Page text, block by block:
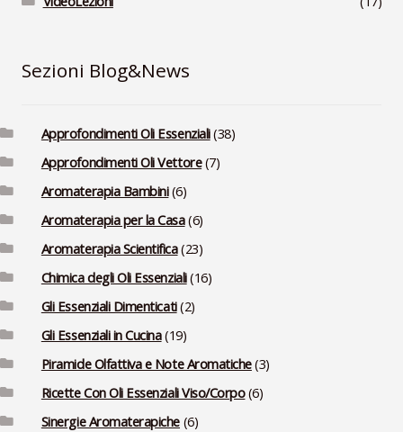
Sezioni Blog&News
Approfondimenti Oli Essenziali(38)
Approfondimenti Oli Vettore(7)
Aromaterapia Bambini(6)
Aromaterapia per la Casa(6)
Aromaterapia Scientifica(23)
Chimica degli Oli Essenziali(16)
Gli Essenziali Dimenticati(2)
Gli Essenziali in Cucina(19)
Piramide Olfattiva e Note Aromatiche(3)
Ricette Con Oli Essenziali Viso/Corpo(6)
Sinergie Aromaterapiche (6)